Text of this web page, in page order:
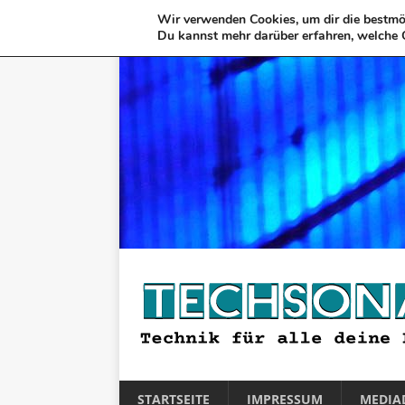
STARTSEITE IMPRESSUM
Wir verwenden Cookies, um dir die
Du kannst mehr darüber erfahren,